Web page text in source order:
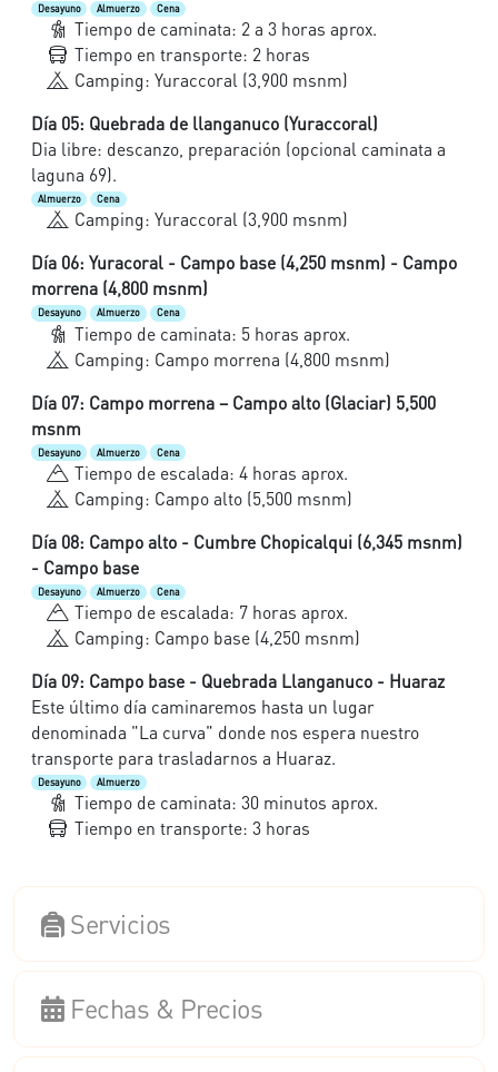
Desayuno Almuerzo Cena
Tiempo de caminata: 2 a 3 horas aprox.
Tiempo en transporte: 2 horas
Camping: Yuraccoral (3,900 msnm)
Día 05: Quebrada de llanganuco (Yuraccoral)
Dia libre: descanzo, preparación (opcional caminata a
laguna 69).
Almuerzo Cena
Camping: Yuraccoral (3,900 msnm)
Día 06: Yuracoral - Campo base (4,250 msnm) - Campo
morrena (4,800 msnm)
Desayuno Almuerzo Cena
Tiempo de caminata: 5 horas aprox.
Camping: Campo morrena (4,800 msnm)
Día 07: Campo morrena – Campo alto (Glaciar) 5,500
msnm
Desayuno Almuerzo Cena
Tiempo de escalada: 4 horas aprox.
Camping: Campo alto (5,500 msnm)
Día 08: Campo alto - Cumbre Chopicalqui (6,345 msnm)
- Campo base
Desayuno Almuerzo Cena
Tiempo de escalada: 7 horas aprox.
Camping: Campo base (4,250 msnm)
Día 09: Campo base - Quebrada Llanganuco - Huaraz
Este último día caminaremos hasta un lugar
denominada "La curva" donde nos espera nuestro
transporte para trasladarnos a Huaraz.
Desayuno Almuerzo
Tiempo de caminata: 30 minutos aprox.
Tiempo en transporte: 3 horas
Servicios
Fechas & Precios